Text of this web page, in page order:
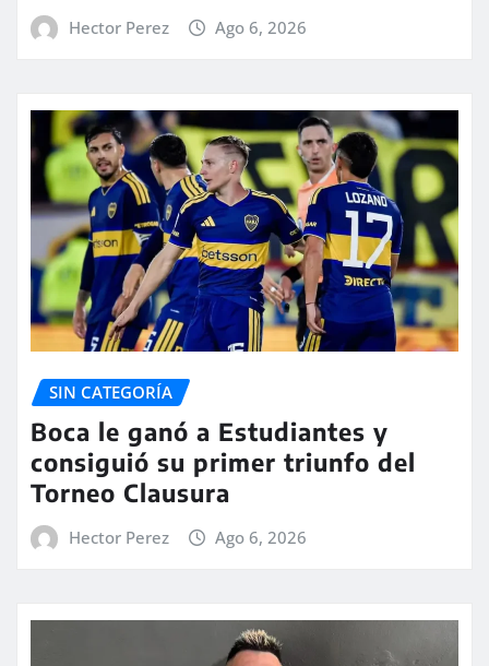
Hector Perez Ago 6, 2026
SIN CATEGORÍA
Boca le ganó a Estudiantes y
consiguió su primer triunfo del
Torneo Clausura
Hector Perez Ago 6, 2026